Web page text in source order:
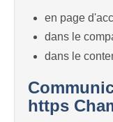
en page
dans le
dans le
https